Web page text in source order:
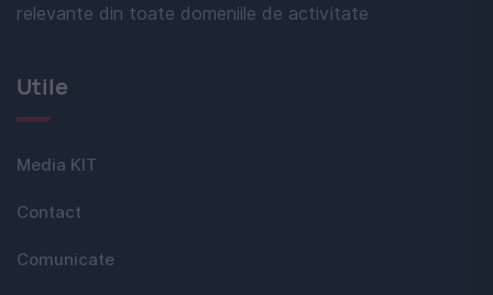
relevante din toate domeniile de activitate
Utile
Media KIT
Contact
Comunicate